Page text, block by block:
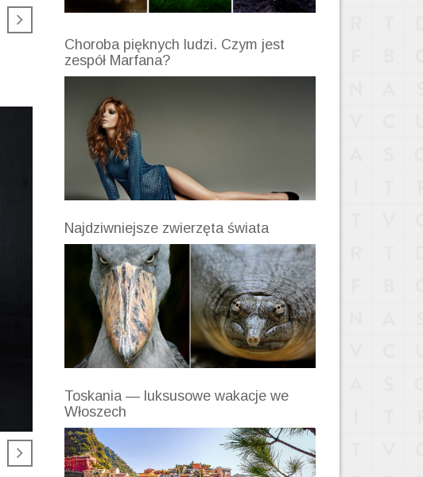
Choroba pięknych ludzi. Czym jest
zespół Marfana?
Najdziwniejsze zwierzęta świata
Toskania — luksusowe wakacje we
Włoszech